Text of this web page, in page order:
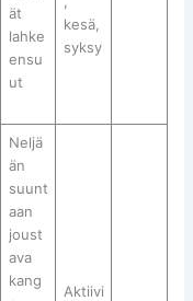
ät
lahke
ensu
ut
kesä,
syksy
Neljä
än
suunt
aan
joust
ava
kang
Aktiivi